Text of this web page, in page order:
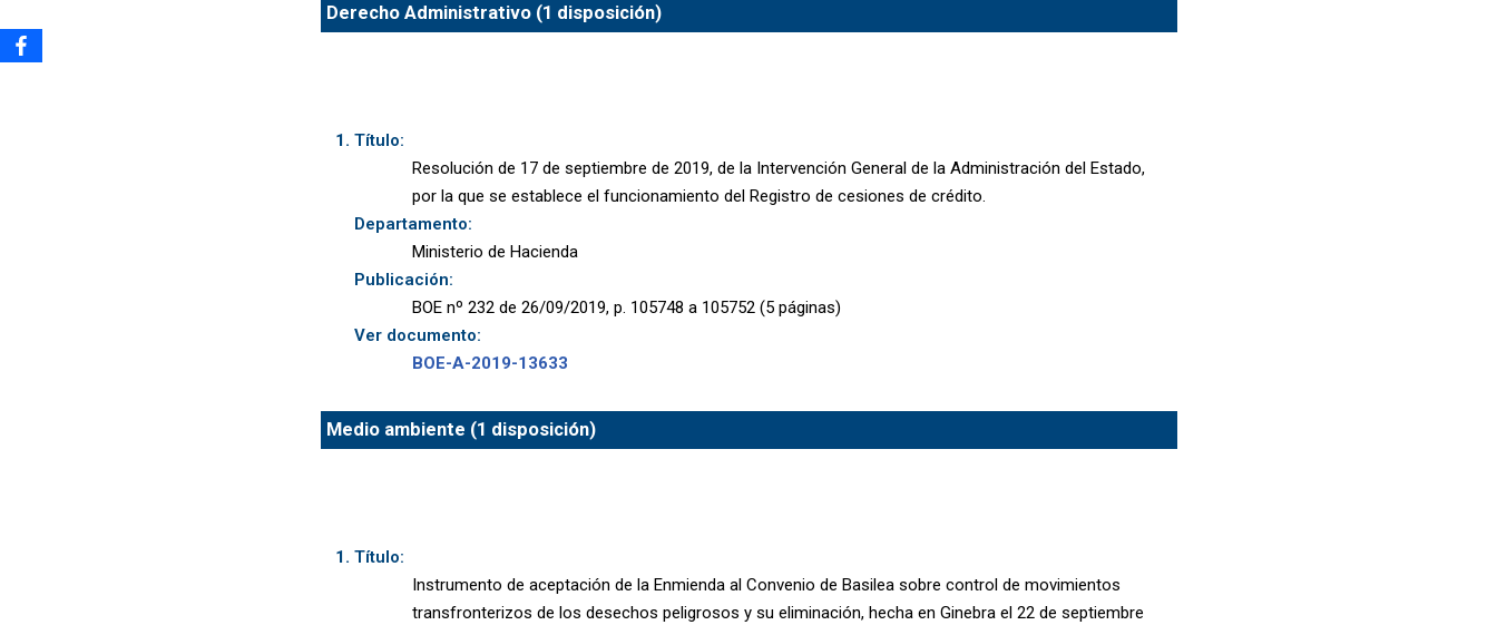
Derecho Administrativo (1 disposición)
Título:
Resolución de 17 de septiembre de 2019, de la Intervención General de la Administración del Estado,
por la que se establece el funcionamiento del Registro de cesiones de crédito.
Departamento:
Ministerio de Hacienda
Publicación:
BOE nº 232 de 26/09/2019, p. 105748 a 105752 (5 páginas)
Ver documento:
BOE-A-2019-13633
Medio ambiente (1 disposición)
Título:
Instrumento de aceptación de la Enmienda al Convenio de Basilea sobre control de movimientos
transfronterizos de los desechos peligrosos y su eliminación, hecha en Ginebra el 22 de septiembre